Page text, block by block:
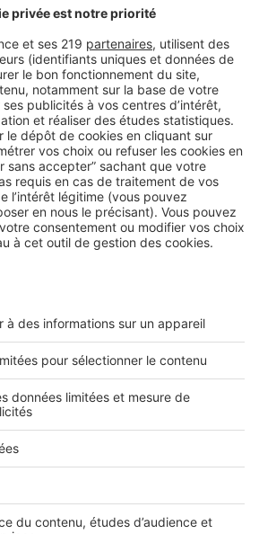
Que voir aux Rencontres de la
photographie à Arles ?
Destinations
Trois expositions à voir à
Marseille en mai !
Biens d'exception
Art de vivre
Maison Empereur, le musée
quincailler de Marseille